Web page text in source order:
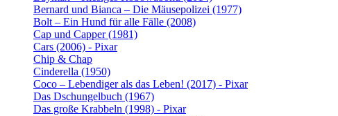
Bernard und Bianca – Die Mäusepolizei (1977)
Bolt – Ein Hund für alle Fälle (2008)
Cap und Capper (1981)
Cars (2006) - Pixar
Chip & Chap
Cinderella (1950)
Coco – Lebendiger als das Leben! (2017) - Pixar
Das Dschungelbuch (1967)
Das große Krabbeln (1998) - Pixar